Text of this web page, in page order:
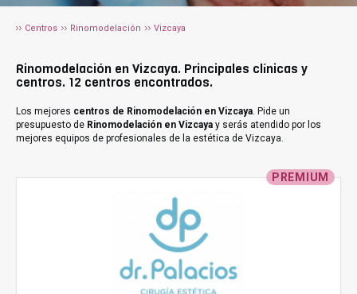
Centros Rinomodelación Vizcaya
Rinomodelación en Vizcaya. Principales clínicas y
centros. 12 centros encontrados.
Los mejores centros de Rinomodelación en Vizcaya. Pide un
presupuesto de Rinomodelación en Vizcaya y serás atendido por los
mejores equipos de profesionales de la estética de Vizcaya.
PREMIUM